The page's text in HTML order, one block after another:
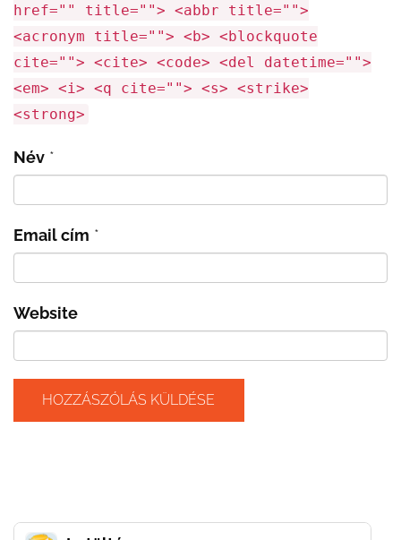
href="" title=""> <abbr title="">
<acronym title=""> <b> <blockquote
cite=""> <cite> <code> <del datetime="">
<em> <i> <q cite=""> <s> <strike>
<strong>
Név *
Email cím *
Website